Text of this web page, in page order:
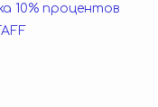
10% процентов